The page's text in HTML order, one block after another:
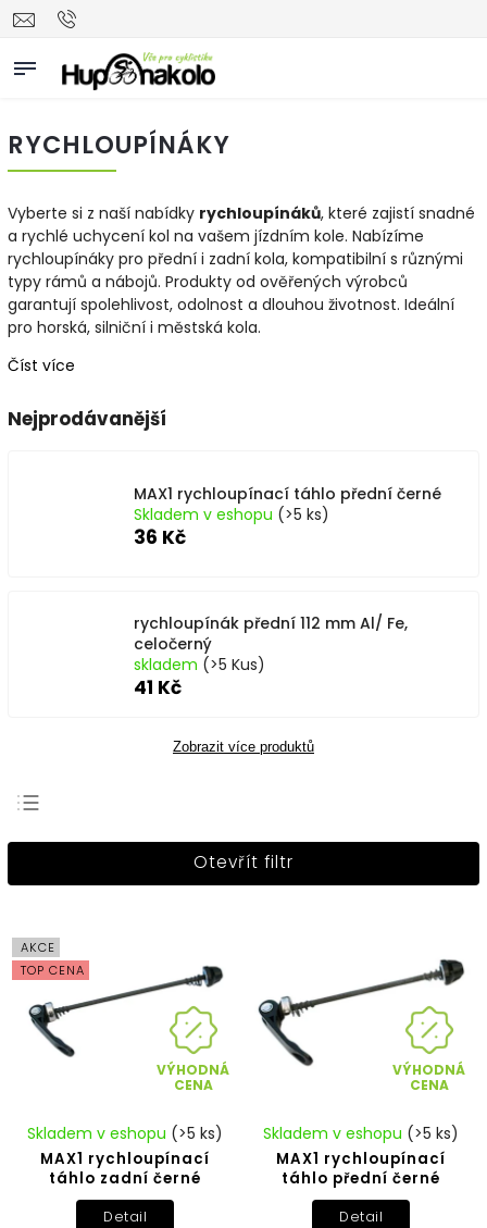
RYCHLOUPÍNÁKY
Vyberte si z naší nabídky rychloupínáků, které zajistí snadné
a rychlé uchycení kol na vašem jízdním kole. Nabízíme
rychloupínáky pro přední i zadní kola, kompatibilní s různými
typy rámů a nábojů. Produkty od ověřených výrobců
garantují spolehlivost, odolnost a dlouhou životnost. Ideální
pro horská, silniční i městská kola.
Číst více
Nejprodávanější
MAX1 rychloupínací táhlo přední černé
Skladem v eshopu (>5 ks)
36 Kč
rychloupínák přední 112 mm Al/ Fe,
celočerný
skladem (>5 Kus)
41 Kč
Zobrazit více produktů
Nejprodávanější
Abecedně
Otevřít filtr
AKCE
TOP CENA
VÝHODNÁ
CENA
MAX1 rychloupínací
táhlo zadní černé
Skladem v eshopu (>5 ks)
Detail
VÝHODNÁ
CENA
MAX1 rychloupínací
táhlo přední černé
Skladem v eshopu (>5 ks)
Detail